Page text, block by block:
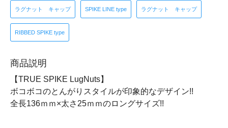
ラグナット キャップ SPIKE LINE type ラグナット キャップ
RIBBED SPIKE type
商品説明
【TRUE SPIKE LugNuts】
ボコボコのとんがりスタイルが印象的なデザイン!!
全長136ｍｍ×太さ25ｍｍのロングサイズ!!